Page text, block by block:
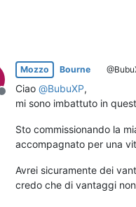
Non in linea
Mozzo Bourne
Ciao @BubuXP,
mi sono imbattuto in
Sto commissionando la
accompagnato per una
Avrei sicuramente dei
credo che di vantaggi